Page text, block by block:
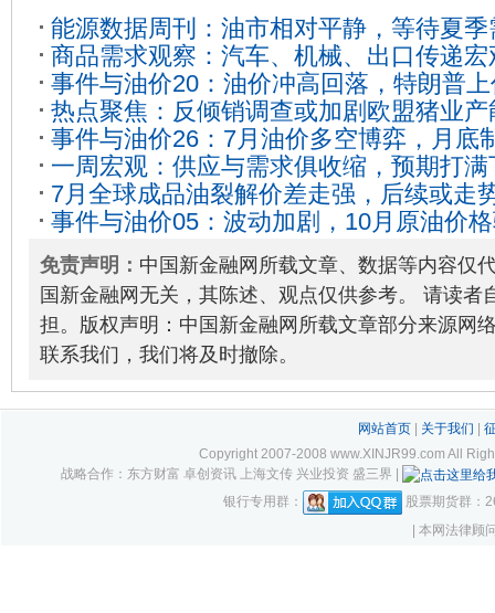
能源数据周刊：油市相对平静，等待夏
（20240511-0517） 2024-05-17
商品需求观察：汽车、机械、出口传递
09-13
事件与油价20：油价冲高回落，特朗普
2025-02-05
热点聚焦：反倾销调查或加剧欧盟猪业
06-19
事件与油价26：7月油价多空博弈，月底
月不确定性 2025-07-31
一周宏观：供应与需求俱收缩，预期打
2024-01-16
7月全球成品油裂解价差走强，后续或走
事件与油价05：波动加剧，10月原油价
地缘切换2023-10-31
免责声明： 中国新金融网所载文章、数据等内容仅
国新金融网无关，其陈述、观点仅供参考。 请读者
担。版权声明：中国新金融网所载文章部分来源网
联系我们，我们将及时撤除。
网站首页| 关于我们
Copyright 2007-2008 www.XINJR99.com All
战略合作：东方财富 卓创资讯 上海文传 兴业投资 盛三界 |
银行专用群：
股票期货群：
| 本网法律顾